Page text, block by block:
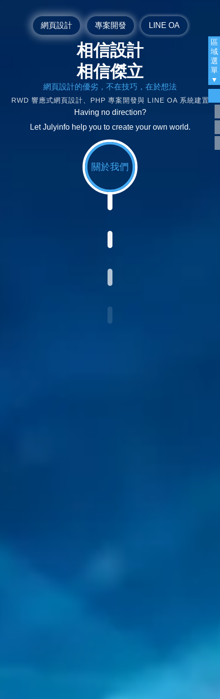
區
域
選
單
網頁設計 專案開發 LINE OA
相信設計
相信傑立
網頁設計的優劣，不在技巧，在於想法
RWD 響應式網頁設計、PHP 專案開發與 LINE OA 系統建置
Having no direction?
Let Julyinfo help you to create your own world.
關於我們